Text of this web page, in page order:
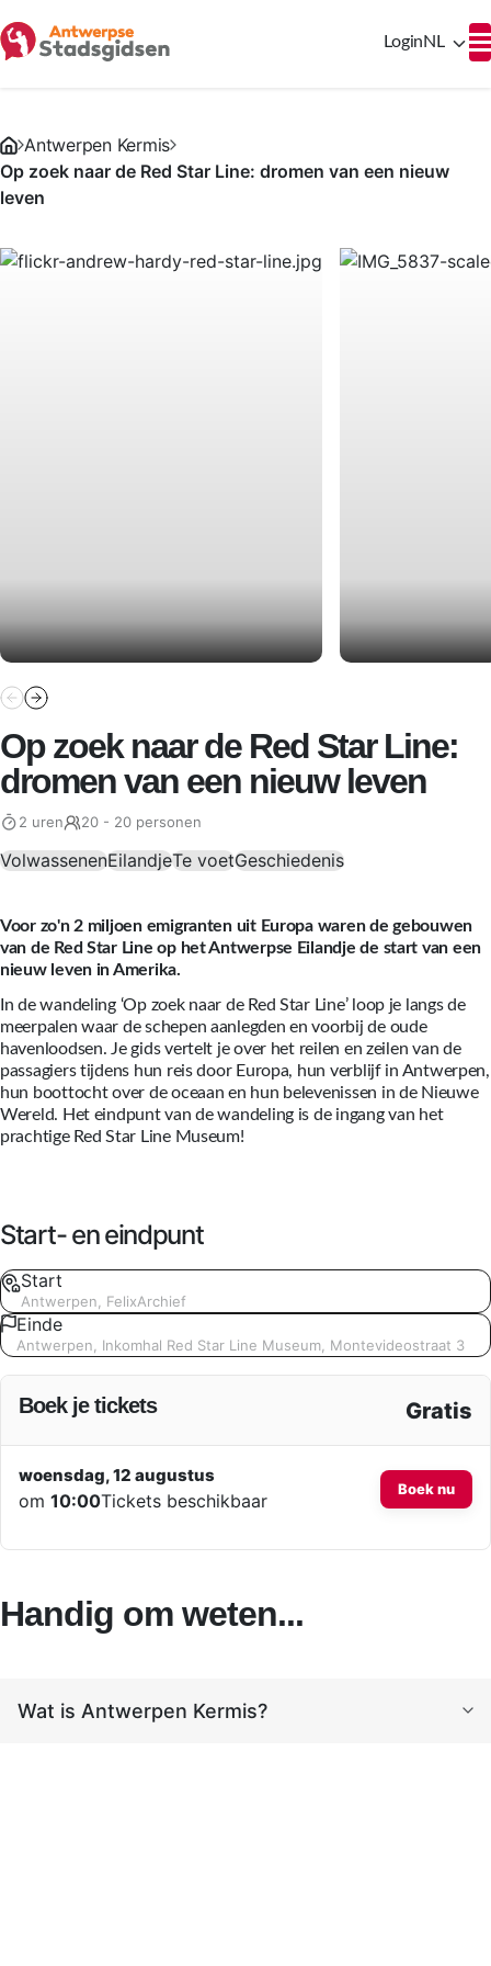
LoginNL
Antwerpen Kermis
Op zoek naar de Red Star Line: dromen van een nieuw
leven
Op zoek naar de Red Star Line:
dromen van een nieuw leven
2 uren 20 - 20 personen
VolwassenenEilandjeTe voetGeschiedenis
Voor zo'n 2 miljoen emigranten uit Europa waren de gebouwen
van de Red Star Line op het Antwerpse Eilandje de start van een
nieuw leven in Amerika.
In de wandeling ‘Op zoek naar de Red Star Line’ loop je langs de
meerpalen waar de schepen aanlegden en voorbij de oude
havenloodsen. Je gids vertelt je over het reilen en zeilen van de
passagiers tijdens hun reis door Europa, hun verblijf in Antwerpen,
hun boottocht over de oceaan en hun belevenissen in de Nieuwe
Wereld. Het eindpunt van de wandeling is de ingang van het
prachtige Red Star Line Museum!
Start- en eindpunt
Start
Antwerpen, FelixArchief
Einde
Antwerpen, Inkomhal Red Star Line Museum, Montevideostraat 3
Boek je tickets Gratis
woensdag, 12 augustus
om 10:00Tickets beschikbaar
Boek nu
Handig om weten...
Wat is Antwerpen Kermis?